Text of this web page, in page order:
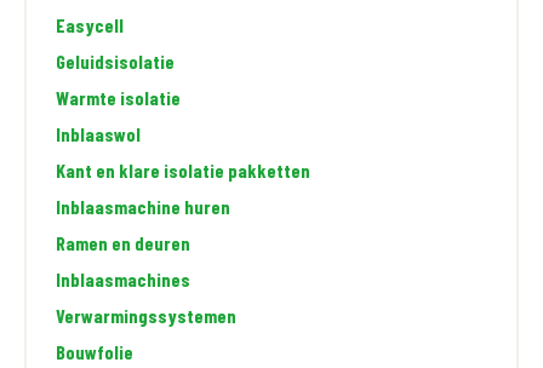
Easycell
Geluidsisolatie
Warmte isolatie
Inblaaswol
Kant en klare isolatie pakketten
Inblaasmachine huren
Ramen en deuren
Inblaasmachines
Verwarmingssystemen
Bouwfolie